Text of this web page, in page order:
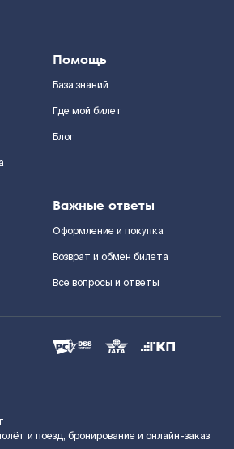
Помощь
База знаний
Где мой билет
Блог
Важные ответы
Оформление и покупка
Возврат и обмен билета
Все вопросы и ответы
и поезд, бронирование и онлайн-заказ